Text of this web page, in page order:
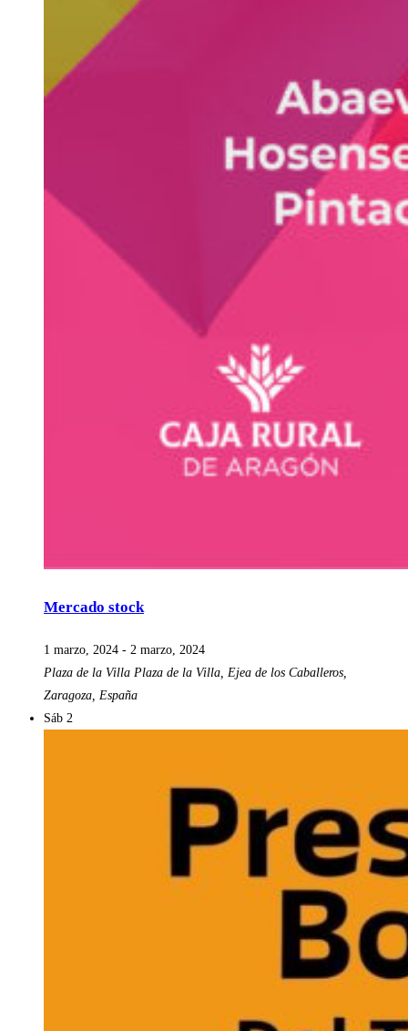
Mercado stock
1 marzo, 2024 - 2 marzo, 2024
Plaza de la Villa Plaza de la Villa, Ejea de los Caballeros,
Zaragoza, España
Sáb 2